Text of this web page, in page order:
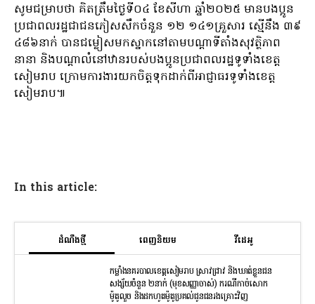
សូមជម្រាបថា គិតត្រឹមថ្ងៃទី០៤ ខែសីហា ឆ្នាំ២០២៥ មានបងប្អូន
ប្រជាពលរដ្ឋជាជនភៀសសឹកចំនួន ១២ ១៤១គ្រួសារ ស្មើនឹង ៣៩
៤៨៦នាក់ បានជម្លៀសមកស្នាកនៅតាមបណ្ដាទីតាំងសុវត្ថិភាព
នានា និងបណ្ដាលំនៅឋានរបស់បងប្អូនប្រជាពលរដ្ឋទូទាំងខេត្ត
សៀមរាប ក្រោមការងារយកចិត្តទុកដាក់ពីអាជ្ញាធរទូទាំងខេត្ត
សៀមរាប៕
In this article:
ដំណឹងថ្មី ពេញនិយម វីដេអូ
កម្លាំងនគរបាលខេត្តសៀមរាប ស្រាវជ្រាវ និងឃាត់ខ្លួនជន
សង្ស័យចំនួន ២នាក់ (មុខសញ្ញាចាស់) ករណីកាច់សោក
ម៉ូតូលួច និងដកហូតម៉ូតូប្រគល់ជូនជនរងគ្រោះវិញ